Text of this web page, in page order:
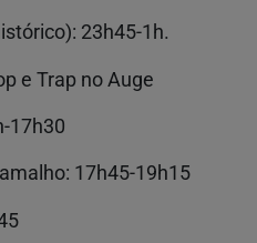
23h45-1h.
e Trap no Auge
17h30
17h45-19h15